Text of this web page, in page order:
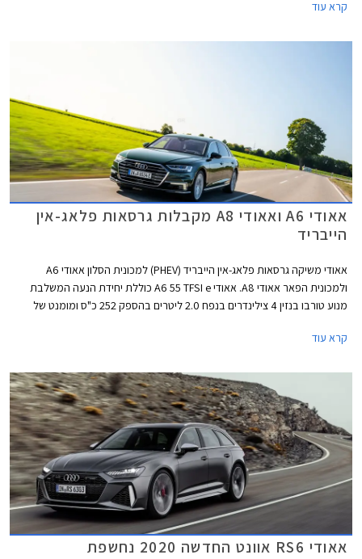
קרא עוד
אאודי A6 ואאודי A8 מקבלות גרסאות פלאג-אין
הייבריד
אאודי משיקה גרסאות פלאג-אין הייבריד (PHEV) למכונית הסלון אאודי A6
ולמכונית הפאר אאודי A8. אאודי A6 55 TFSI e כוללת יחידת הנעה המשלבת
מנוע טורבו בנזין 4 צילינדרים בנפח 2.0 ליטרים בהספק 252 כ"ס ומומנט של
מוגבלת ל- 250 קמ"ש. טווח הנסיעה החשמלי בגרסה זו עומד על 53 ק"מ
במהירות של עד 135 קמ"ש. העיצוב החיצוני מקבל את חבילת S ליין
הספורטיבית הכוללת פגושים בעיצוב אגרסיבי, גופי תאורה מסוג LED מטריקס,
חישוקי 19 אינץ', קליפרים אדומים, ומתלים מוקשחים.
קרא עוד
אאודי RS6 אוונט החדשה 2020 נחשפת